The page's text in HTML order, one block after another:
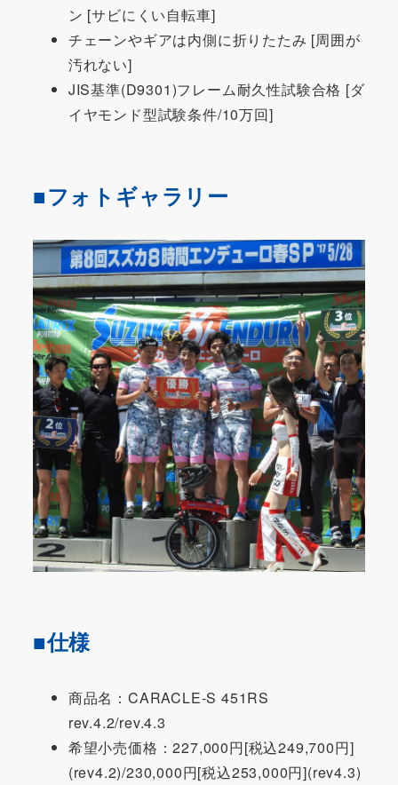
ン [サビにくい自転車]
チェーンやギアは内側に折りたたみ [周囲が
汚れない]
JIS基準(D9301)フレーム耐久性試験合格 [ダ
イヤモンド型試験条件/10万回]
■フォトギャラリー
■仕様
商品名：CARACLE-S 451RS
rev.4.2/rev.4.3
希望小売価格：227,000円[税込249,700円]
(rev4.2)/230,000円[税込253,000円](rev4.3)